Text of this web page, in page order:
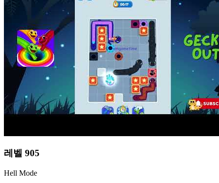
레벨 905
Hell Mode